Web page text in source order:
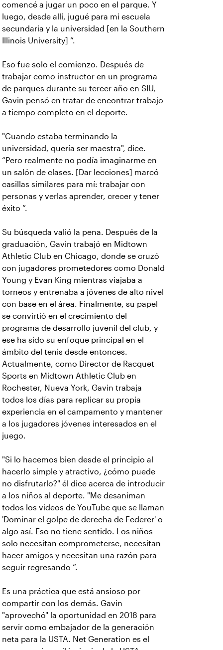
comencé a jugar un poco en el parque. Y
luego, desde allí, jugué para mi escuela
secundaria y la universidad [en la Southern
Illinois University] ”.
Eso fue solo el comienzo. Después de
trabajar como instructor en un programa
de parques durante su tercer año en SIU,
Gavin pensó en tratar de encontrar trabajo
a tiempo completo en el deporte.
"Cuando estaba terminando la
universidad, quería ser maestra", dice.
“Pero realmente no podía imaginarme en
un salón de clases. [Dar lecciones] marcó
casillas similares para mí: trabajar con
personas y verlas aprender, crecer y tener
éxito ”.
Su búsqueda valió la pena. Después de la
graduación, Gavin trabajó en Midtown
Athletic Club en Chicago, donde se cruzó
con jugadores prometedores como Donald
Young y Evan King mientras viajaba a
torneos y entrenaba a jóvenes de alto nivel
con base en el área. Finalmente, su papel
se convirtió en el crecimiento del
programa de desarrollo juvenil del club, y
ese ha sido su enfoque principal en el
ámbito del tenis desde entonces.
Actualmente, como Director de Racquet
Sports en Midtown Athletic Club en
Rochester, Nueva York, Gavin trabaja
todos los días para replicar su propia
experiencia en el campamento y mantener
a los jugadores jóvenes interesados en el
juego.
"Si lo hacemos bien desde el principio al
hacerlo simple y atractivo, ¿cómo puede
no disfrutarlo?" él dice acerca de introducir
a los niños al deporte. "Me desaniman
todos los videos de YouTube que se llaman
'Dominar el golpe de derecha de Federer' o
algo así. Eso no tiene sentido. Los niños
solo necesitan comprometerse, necesitan
hacer amigos y necesitan una razón para
seguir regresando ”.
Es una práctica que está ansioso por
compartir con los demás. Gavin
"aprovechó" la oportunidad en 2018 para
servir como embajador de la generación
neta para la USTA. Net Generation es el